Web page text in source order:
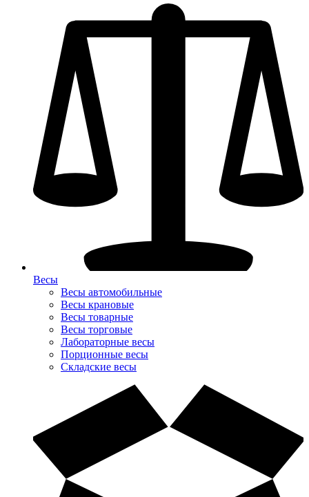
Весы
Весы автомобильные
Весы крановые
Весы товарные
Весы торговые
Лабораторные весы
Порционные весы
Складские весы